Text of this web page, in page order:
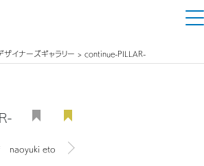
ザイナーズギャラリー > continue-PILLAR-
naoyuki eto デザイナーを見る